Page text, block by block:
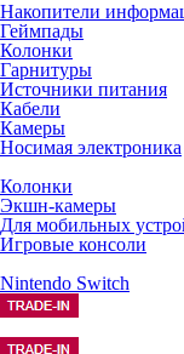
Накопители
Геймпады
Колонки
Гарнитуры
Источники питания
Кабели
Камеры
Носимая электроника
Колонки
Экшн-камеры
Для мобильных
Игровые консоли
Nintendo Switch